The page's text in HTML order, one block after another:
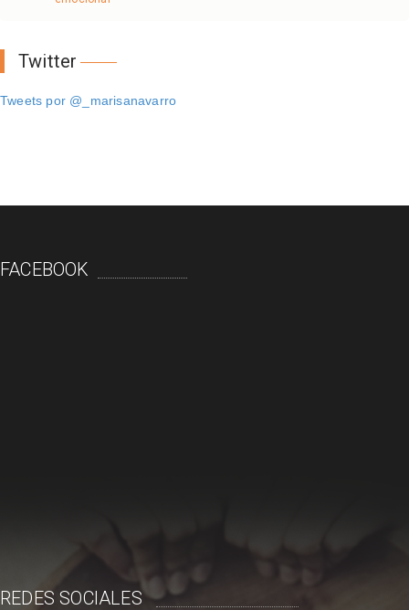
Twitter
Tweets por @_marisanavarro
FACEBOOK
REDES SOCIALES